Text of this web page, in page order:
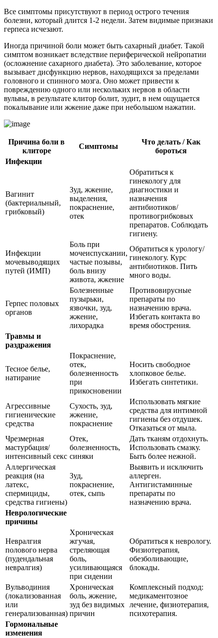
Все симптомы присутствуют в период острого течения
болезни, который длится 1-2 недели. Затем видимые признаки
герпеса исчезают.
Иногда причиной боли может быть сахарный диабет. Такой
симптом возникает вследствие периферической нейропатии
(осложнение сахарного диабета). Это заболевание, которое
вызывает дисфункцию нервов, находящихся за пределами
головного и спинного мозга. Оно может привести к
повреждению одного или нескольких нервов в области
вульвы, в результате клитор болит, зудит, в нем ощущается
покалывание или жжение даже при небольшом нажатии.
Причина боли в
клиторе
Симптомы
Что делать / Как
бороться
Инфекции
Вагинит
(бактериальный,
грибковый)
Зуд, жжение,
выделения,
покраснение,
отек
Обратиться к
гинекологу для
диагностики и
назначения
антибиотиков/
противогрибковых
препаратов. Соблюдать
гигиену.
Инфекции
мочевыводящих
путей (ИМП)
Боль при
мочеиспускании,
частые позывы,
боль внизу
живота, жжение
Обратиться к урологу/
гинекологу. Курс
антибиотиков. Пить
много воды.
Герпес половых
органов
Болезненные
пузырьки,
язвочки, зуд,
жжение,
лихорадка
Противовирусные
препараты по
назначению врача.
Избегать контакта во
время обострения.
Травмы и
раздражения
Тесное белье,
натирание
Покраснение,
отек,
болезненность
при
прикосновении
Носить свободное
хлопковое белье.
Избегать синтетики.
Агрессивные
гигиенические
средства
Сухость, зуд,
жжение,
покраснение
Использовать мягкие
средства для интимной
гигиены без отдушек.
Отказаться от мыла.
Чрезмерная
мастурбация/
интенсивный секс
Отек,
болезненность,
синяки
Дать тканям отдохнуть.
Использовать смазку.
Быть более нежной.
Аллергическая
реакция (на
латекс,
спермициды,
средства гигиены)
Зуд,
покраснение,
отек, сыпь
Выявить и исключить
аллерген.
Антигистаминные
препараты по
назначению врача.
Неврологические
причины
Невралгия
полового нерва
(пудендальная
невралгия)
Хроническая
жгучая,
стреляющая
боль,
усиливающаяся
при сидении
Обратиться к неврологу.
Физиотерапия,
обезболивающие,
блокады.
Вульводиния
(локализованная
или
генерализованная)
Хроническая
боль, жжение,
зуд без видимых
причин
Комплексный подход:
медикаментозное
лечение, физиотерапия,
психотерапия.
Гормональные
изменения